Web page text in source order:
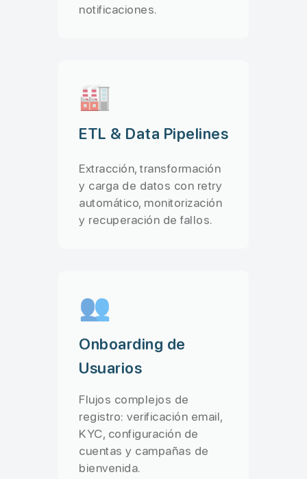
notificaciones.
🏭
ETL & Data Pipelines
Extracción, transformación
y carga de datos con retry
automático, monitorización
y recuperación de fallos.
👥
Onboarding de
Usuarios
Flujos complejos de
registro: verificación email,
KYC, configuración de
cuentas y campañas de
bienvenida.